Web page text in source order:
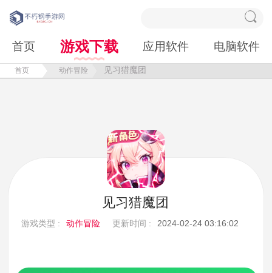
首页 游戏下载 应用软件 电脑软件
首页 动作冒险 见习猎魔团
见习猎魔团
游戏类型 : 动作冒险 更新时间 : 2024-02-24 03:16:02